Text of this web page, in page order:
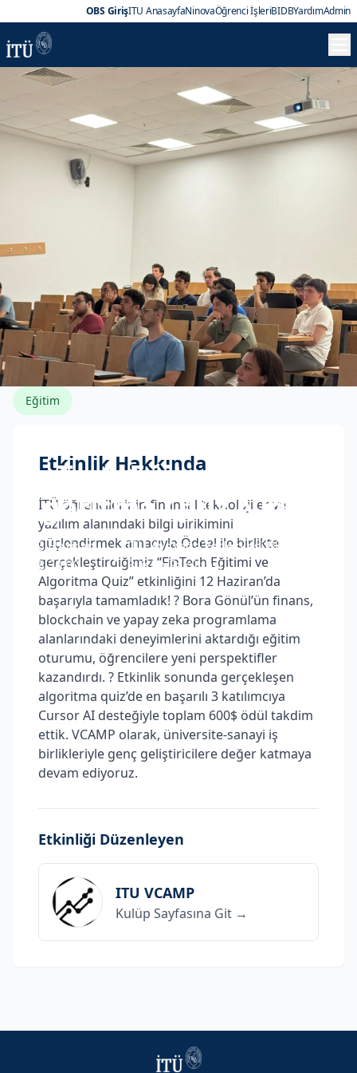
OBS GirişITU AnasayfaNinovaÖğrenci İşleriBIDBYardımAdmin
Eğitim
FinTech Eğitimi &
Algoritma Quiz Night
13 Haziran,
18:30:00
İTÜ Ayazağa Yerleşkesi Bilgisayar ve
Bilişim Fakültesi
Etkinlik Hakkında
İTÜ öğrencilerinin finansal teknolojiler ve
yazılım alanındaki bilgi birikimini
güçlendirmek amacıyla Ödeal ile birlikte
gerçekleştirdiğimiz “FinTech Eğitimi ve
Algoritma Quiz” etkinliğini 12 Haziran’da
başarıyla tamamladık! ? Bora Gönül’ün finans,
blockchain ve yapay zeka programlama
alanlarındaki deneyimlerini aktardığı eğitim
oturumu, öğrencilere yeni perspektifler
kazandırdı. ? Etkinlik sonunda gerçekleşen
algoritma quiz’de en başarılı 3 katılımcıya
Cursor AI desteğiyle toplam 600$ ödül takdim
ettik. VCAMP olarak, üniversite-sanayi iş
birlikleriyle genç geliştiricilere değer katmaya
devam ediyoruz.
Etkinliği Düzenleyen
ITU VCAMP
Kulüp Sayfasına Git →